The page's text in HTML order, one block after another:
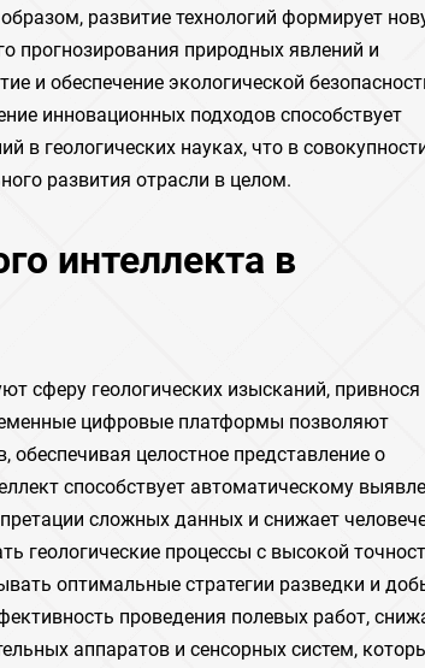
развитие технологий формирует
прогнозирования природных явлений и
и обеспечение экологической
инновационных подходов способствует
геологических науках, что в
развития отрасли в целом.
интеллекта в
сферу геологических изысканий, привнося
цифровые платформы позволяют
целостное представление о
способствует автоматическому
сложных данных и снижает
геологические процессы с высокой
оптимальные стратегии разведки и
проведения полевых работ,
аппаратов и сенсорных систем,